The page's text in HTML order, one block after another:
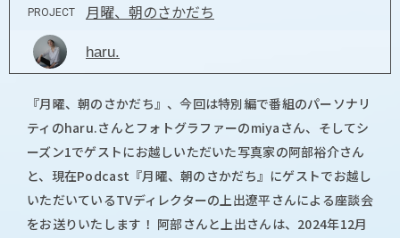
PROJECT 月曜、朝のさかだち
haru.
『月曜、朝のさかだち』、今回は特別編で番組のパーソナリ
ティのharu.さんとフォトグラファーのmiyaさん、そしてシ
ーズン1でゲストにお越しいただいた写真家の阿部裕介さん
と、現在Podcast『月曜、朝のさかだち』にゲストでお越し
いただいているTVディレクターの上出遼平さんによる座談会
をお送りいたします！ 阿部さんと上出さんは、2024年12月